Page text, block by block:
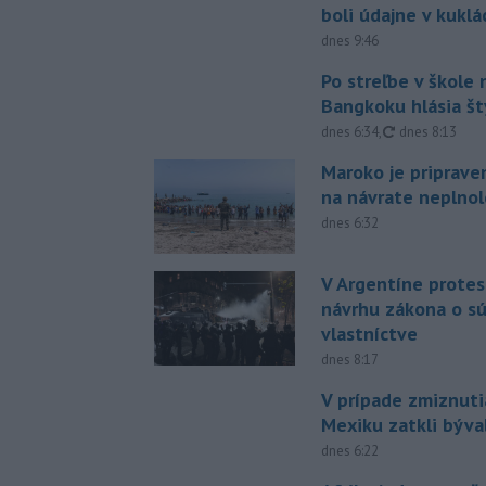
boli údajne v
dnes 9:46
Po streľbe v škole
Bangkoku hlásia
dnes 6:34, aktualizované
dnes 8:13
Maroko je
na návrate
dnes 6:32
V Argentíne
návrhu zákona o
vlastníctve
dnes 8:17
V prípade
Mexiku zatkli
dnes 6:22